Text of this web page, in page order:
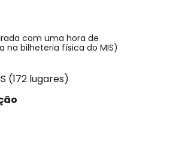
com uma hora de
na bilheteria física do MIS)
(172 lugares)